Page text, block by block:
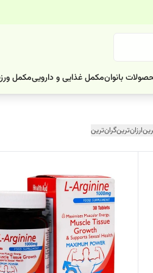
بانوانمکمل غذایی و داروییمکمل
ارزان‌ترینگران‌ترین